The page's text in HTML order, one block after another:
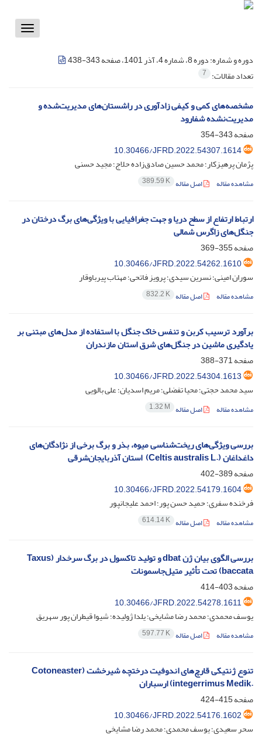
Toggle
دوره و شماره:دوره 8، شماره 4، آذر 1401، صفحه 343-438
تعداد مقالات: 7
مشخصه‌های کمی و کیفی زادآوری در راشستان‌های مدیریت‌شده و
مدیریت‌نشده شفارود
صفحه343-354
10.30466/JFRD.2022.54307.1614
پژمان پرهیزکار؛ محمد حسین صادق‌زاده حلاج؛ مجید حسنی
مشاهده مقاله اصل مقاله 389.59 K
ارتباط ارتفاع از سطح دریا و جهت جغرافیایی با ویژگی‌های برگ درختان در
جنگل‌های زاگرس شمالی
صفحه355-369
10.30466/JFRD.2022.54262.1610
سوران امینی؛ نسرین سیدی؛ پرویز فاتحی؛ مهتاب پیرباوقار
مشاهده مقاله اصل مقاله 832.2 K
برآورد ترسیب کربن و تنفس خاک جنگل با استفاده از مدل‌های مبتنی بر
یادگیری ماشین در جنگل‌های شرق استان مازندران
صفحه371-388
10.30466/JFRD.2022.54304.1613
سید محمد حجتی؛ محیا تفضلی؛ مریم اسدیان؛ علی بالویی
مشاهده مقاله اصل مقاله 1.32 M
بررسی ویژگی‌های ریخت‌شناسی میوه، بذر و برگ برخی از نژادگان‌های
داغداغان (‏Celtis australis L.‎‏) ‏ استان آذربایجان‌شرقی
صفحه389-402
10.30466/JFRD.2022.54179.1604
فرخنده سفری؛ حمید حسن پور؛ احمد علیجانپور
مشاهده مقاله اصل مقاله 614.14 K
بررسی الگوی بیان ژن ‏dbat‏ و تولید تاکسول در برگ سرخدار (‏Taxus
baccata‏) تحت تأثیر متیل‌جاسمونات
صفحه403-414
10.30466/JFRD.2022.54278.1611
یوسف محمدی؛ محمد رضا مشایخی؛ یلدا ژولیده؛ شیوا قیطران پور سهریق
مشاهده مقاله اصل مقاله 597.77 K
تنوع ژنتیکی قارچ‌های اندوفیت درختچه شیرخشت (‏Cotoneaster
integerrimus Medik.‎‏) ارسباران‏
صفحه415-424
10.30466/JFRD.2022.54176.1602
سحر سعیدی؛ یوسف محمدی؛ محمد رضا مشایخی